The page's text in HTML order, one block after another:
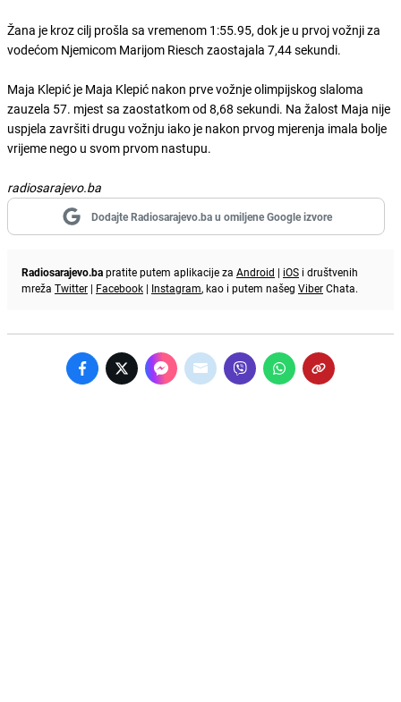
Žana je kroz cilj prošla sa vremenom 1:55.95, dok je u prvoj vožnji za
vodećom Njemicom Marijom Riesch zaostajala 7,44 sekundi.
Maja Klepić je Maja Klepić nakon prve vožnje olimpijskog slaloma
zauzela 57. mjest sa zaostatkom od 8,68 sekundi. Na žalost Maja nije
uspjela završiti drugu vožnju iako je nakon prvog mjerenja imala bolje
vrijeme nego u svom prvom nastupu.
radiosarajevo.ba
Dodajte Radiosarajevo.ba u omiljene Google izvore
Radiosarajevo.bapratite putem aplikacije za Android | iOS i društvenih
mreža Twitter | Facebook | Instagram, kao i putem našeg ViberChata.